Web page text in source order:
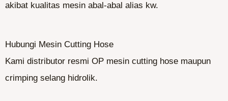
akibat kualitas mesin abal-abal alias kw.
Hubungi Mesin Cutting Hose
Kami distributor resmi OP mesin cutting hose maupun
crimping selang hidrolik.